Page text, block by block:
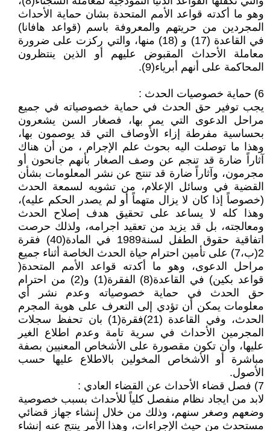
وهو ما أكدته قواعد الأمم المتحدة بشان حماية الأحداث
المجردين من حريتهم والمعروفة باسم (قواعد هافانا)
في القاعدة (17) و (18) منها، والتي ركزت على ضرورة
معاملة الأحداث المقبوض عليهم أو الذين ينتظرون
المحاكمة على أنهم أبرياء(9).
6) حماية خصوصيات الحدث :
يجب توفير حق الحدث في حماية خصوصياته في جميع
مراحل الدعوى التي يمر بها، فصغار السن يشعرون
بحساسية مفرطة إزاء الأوصاف التي قد يوصمون بها،
وهذا ما توصلت اليه بحوث علم الإجرام ، من أن هناك
آثاراً ضارة قد تنجم عن وصف الصغار بأنهم جانحون أو
مجرمون، وآثاراً ضارة قد تنتج عن نشر المعلومات بشأن
القضية في وسائل الإعلام، من تشويه لسمعة الحدث
(خصوصاً إذا كان لا يزال متهماً أو لم يصدر الحكم عليه)،
وهذا كله لا يساعد على تحقيق هدف إصلاح الحدث
ومعالجته، بل قد يزيد من تعقيد اجرامه، ولذلك حرصت
اتفاقية حقوق الطفل لسنة1989 في المادة(40) فقرة
2(ب،7) على تأمين احترام حياة الحدث الخاصة أثناء جميع
مراحل الدعوى، وهو ما أكدته قواعد الأمم المتحدة(
قواعد بكين) في القاعدة(8) الفقرة(1) و(2) من احترام
حق الحدث في حماية خصوصياته وعدم نشر أي
معلومات يمكن أن تؤدي إلى التعرف على هوية المجرم
الحدث، وفي القاعدة (21)فقرة(1) بان تحفظ سجلات
المجرمين الأحداث في سرية تامة وعدم اطلاع الغير
عليها، وأن تكون مقصورة على الأشخاص المعنيين بصفة
مباشرة أو الأشخاص المخولين بالاطلاع عليها حسب
الأصول.
7) فصل قضاء الأحداث عن القضاء العادي :
لابد من ايجاد نظام منفصل كلياً للأحداث بسبب خصوصية
وضعهم وصغر سنهم، وذلك من خلال إنشاء جهاز قضائي
مستحدث من حيث الإجراءات، وهذا الأمر ينتج عنه إنشاء